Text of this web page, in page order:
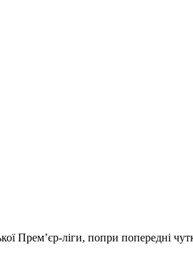
Прем’єр-ліги, попри попередні